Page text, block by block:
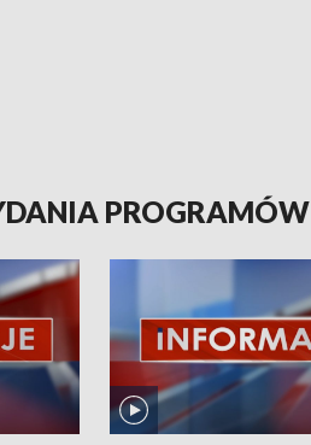
PROGRAMÓW